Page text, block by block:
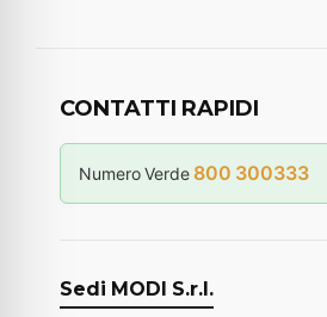
CONTATTI RAPIDI
Numero Verde 800 300333
Sedi MODI S.r.l.